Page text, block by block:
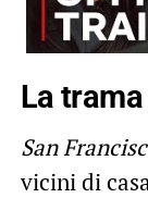
La
San
vicini di